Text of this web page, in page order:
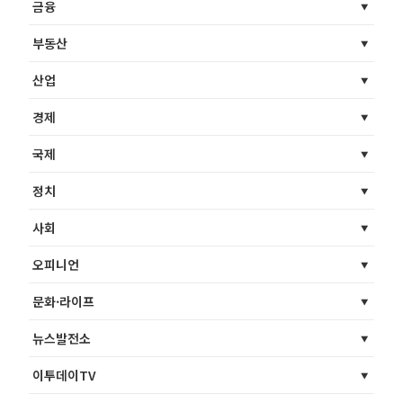
금융
부동산
산업
경제
국제
정치
사회
오피니언
문화·라이프
뉴스발전소
이투데이TV